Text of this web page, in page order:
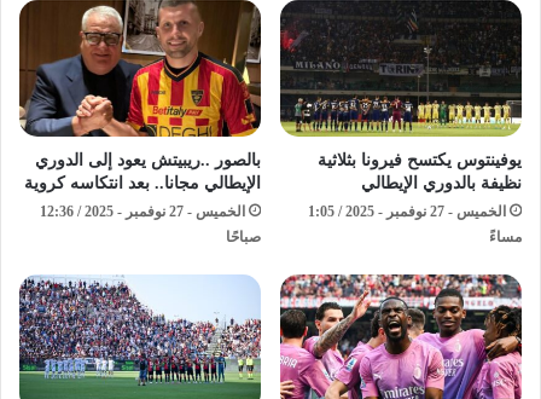
يوفينتوس يكتسح فيرونا بثلاثية
نظيفة بالدوري الإيطالي
الخميس - 27 نوفمبر - 2025 / 1:05
مساءً
بالصور ..ريبيتش يعود إلى الدوري
الإيطالي مجانا.. بعد انتكاسه كروية
الخميس - 27 نوفمبر - 2025 / 12:36
صباحًا